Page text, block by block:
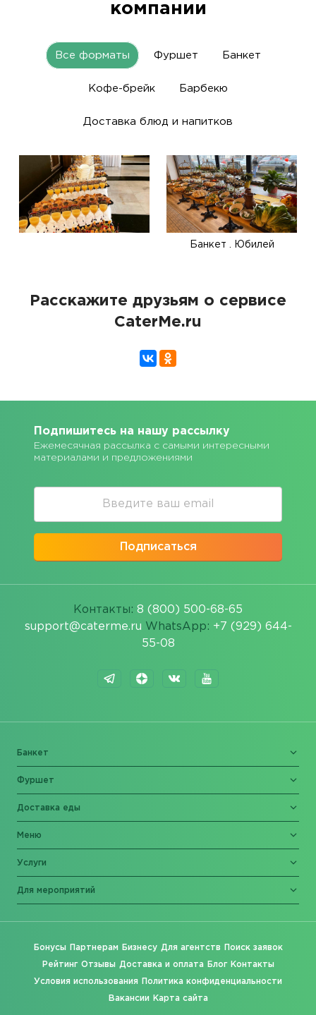
компании
Все форматы Фуршет Банкет
Кофе-брейк Барбекю
Доставка блюд и напитков
Банкет . Юбилей
Расскажите друзьям о сервисе
CaterMe.ru
Подпишитесь на нашу рассылку
Ежемесячная рассылка с самыми интересными
материалами и предложениями
Подписаться
Контакты: 8 (800) 500-68-65
support@caterme.ru WhatsApp: +7 (929) 644-
55-08
Банкет
Фуршет
Доставка еды
Меню
Услуги
Для мероприятий
Бонусы Партнерам Бизнесу Для агентств Поиск заявок
Рейтинг Отзывы Доставка и оплата Блог Контакты
Условия использования Политика конфиденциальности
Вакансии Карта сайта